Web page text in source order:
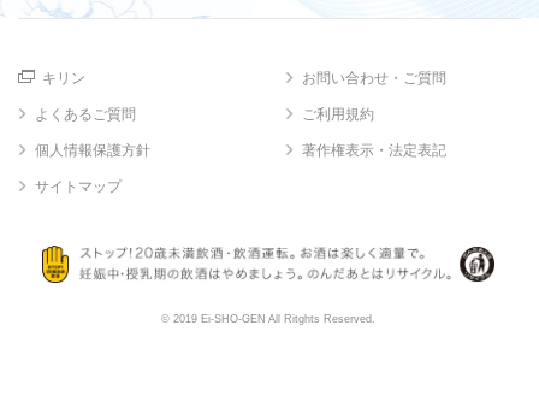
キリン お問い合わせ・ご質問
よくあるご質問 ご利用規約
個人情報保護方針 著作権表示・法定表記
サイトマップ
© 2019 Ei-SHO-GEN All Ritghts Reserved.